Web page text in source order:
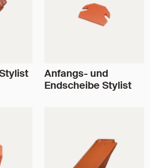
Anfangs- und
Endscheibe Stylist